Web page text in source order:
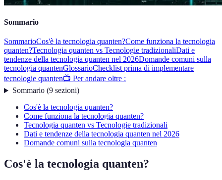
Sommario
SommarioCos'è la tecnologia quanten?Come funziona la tecnologia
quanten?Tecnologia quanten vs Tecnologie tradizionaliDati e
tendenze della tecnologia quanten nel 2026Domande comuni sulla
tecnologia quantenGlossarioChecklist prima di implementare
tecnologie quanten📺 Per andare oltre :
Sommario(9 sezioni)
Cos'è la tecnologia quanten?
Come funziona la tecnologia quanten?
Tecnologia quanten vs Tecnologie tradizionali
Dati e tendenze della tecnologia quanten nel 2026
Domande comuni sulla tecnologia quanten
Cos'è la tecnologia quanten?